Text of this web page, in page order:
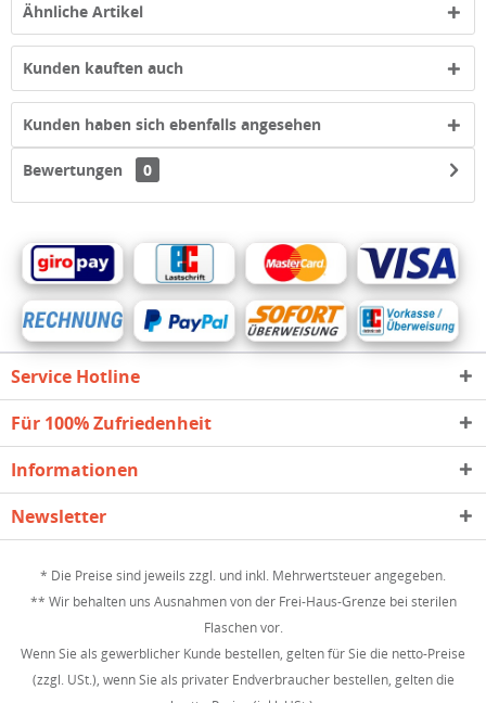
Ähnliche Artikel
Kunden kauften auch
Kunden haben sich ebenfalls angesehen
Bewertungen 0
Service Hotline
Für 100% Zufriedenheit
Informationen
Newsletter
* Die Preise sind jeweils zzgl. und inkl. Mehrwertsteuer angegeben.
** Wir behalten uns Ausnahmen von der Frei-Haus-Grenze bei sterilen
Flaschen vor.
Wenn Sie als gewerblicher Kunde bestellen, gelten für Sie die netto-Preise
(zzgl. USt.), wenn Sie als privater Endverbraucher bestellen, gelten die